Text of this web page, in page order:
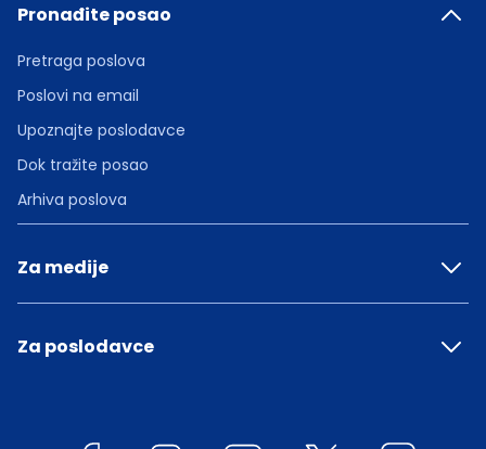
Pronađite posao
Pretraga poslova
Poslovi na email
Upoznajte poslodavce
Dok tražite posao
Arhiva poslova
Za medije
Za poslodavce